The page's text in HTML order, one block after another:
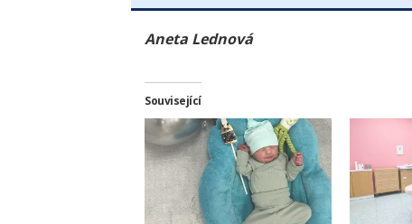
Aneta Lednová
Související